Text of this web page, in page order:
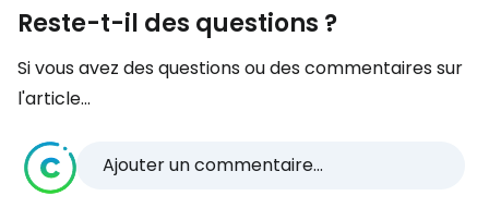
Reste-t-il des questions ?
Si vous avez des questions ou des commentaires sur
l'article...
Ajouter un commentaire...